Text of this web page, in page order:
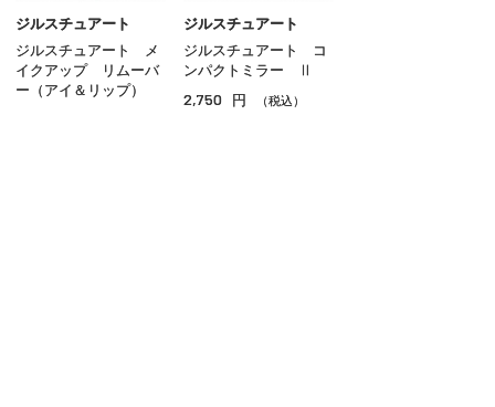
グロス
チーク
シェーディング・ハイライト
ジルスチュアート
ジルスチュアート メ
イクアップ リムーバ
ー（アイ＆リップ）
ジルスチュアート
ジルスチュアート コ
ンパクトミラー Ⅱ
2,750 円 （税込）